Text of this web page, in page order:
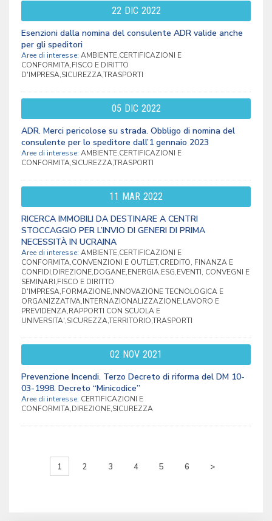
22 DIC 2022
Esenzioni dalla nomina del consulente ADR valide anche
per gli speditori
Aree di interesse: AMBIENTE,CERTIFICAZIONI E
CONFORMITA,FISCO E DIRITTO
D'IMPRESA,SICUREZZA,TRASPORTI
05 DIC 2022
ADR. Merci pericolose su strada. Obbligo di nomina del
consulente per lo speditore dall’1 gennaio 2023
Aree di interesse: AMBIENTE,CERTIFICAZIONI E
CONFORMITA,SICUREZZA,TRASPORTI
11 MAR 2022
RICERCA IMMOBILI DA DESTINARE A CENTRI
STOCCAGGIO PER L’INVIO DI GENERI DI PRIMA
NECESSITÀ IN UCRAINA
Aree di interesse: AMBIENTE,CERTIFICAZIONI E
CONFORMITA,CONVENZIONI E OUTLET,CREDITO, FINANZA E
CONFIDI,DIREZIONE,DOGANE,ENERGIA,ESG,EVENTI, CONVEGNI E
SEMINARI,FISCO E DIRITTO
D'IMPRESA,FORMAZIONE,INNOVAZIONE TECNOLOGICA E
ORGANIZZATIVA,INTERNAZIONALIZZAZIONE,LAVORO E
PREVIDENZA,RAPPORTI CON SCUOLA E
UNIVERSITA',SICUREZZA,TERRITORIO,TRASPORTI
02 NOV 2021
Prevenzione Incendi. Terzo Decreto di riforma del DM 10-
03-1998. Decreto “Minicodice”
Aree di interesse: CERTIFICAZIONI E
CONFORMITA,DIREZIONE,SICUREZZA
1 2 3 4 5 6 >